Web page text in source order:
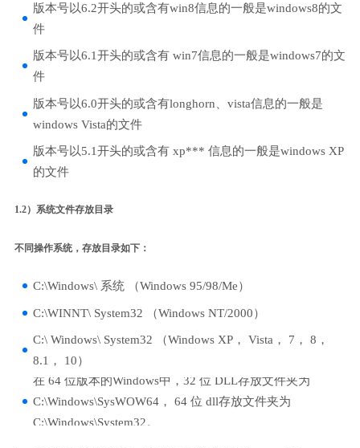
版本号以6.2开头的或含有win8信息的一般是windows8的文
件
版本号以6.1开头的或含有 win7信息的一般是windows7的文
件
版本号以6.0开头的或含有longhorn、vista信息的一般是
windows Vista的文件
版本号以5.1开头的或含有 xp*** 信息的一般是windows XP
的文件
1.2）系统文件存放目录
不同操作系统，存放目录如下：
C:\Windows\ 系统 （Windows 95/98/Me）
C:\WINNT\ System32 （Windows NT/2000）
C:\ Windows\ System32 （Windows XP， Vista， 7， 8，
8.1， 10）
在 64 位版本的Windows中，32 位 DLL存放文件夹为
C:\Windows\SysWOW64， 64 位 dll存放文件夹为
C:\Windows\System32。